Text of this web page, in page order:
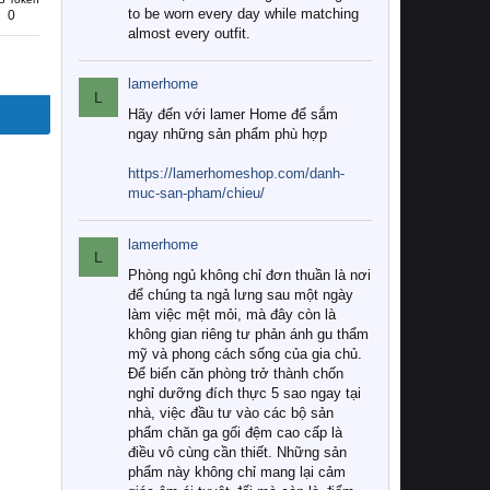
0
to be worn every day while matching
almost every outfit.
L
lamerhome
Hãy đến với lamer Home để sắm
ngay những sản phẩm phù hợp
https://lamerhomeshop.com/danh-
muc-san-pham/chieu/
L
lamerhome
Phòng ngủ không chỉ đơn thuần là nơi
để chúng ta ngả lưng sau một ngày
làm việc mệt mỏi, mà đây còn là
không gian riêng tư phản ánh gu thẩm
mỹ và phong cách sống của gia chủ.
Để biến căn phòng trở thành chốn
nghỉ dưỡng đích thực 5 sao ngay tại
nhà, việc đầu tư vào các bộ sản
phẩm chăn ga gối đệm cao cấp là
điều vô cùng cần thiết. Những sản
phẩm này không chỉ mang lại cảm